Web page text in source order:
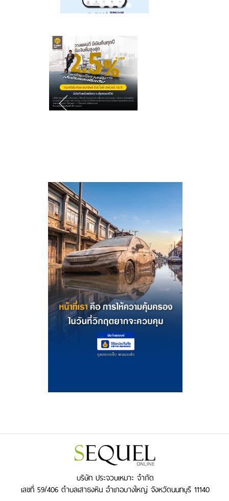
บริษัท ประจวบเหมาะ จำกัด
เลขที่ 59/406 ตำบลเสาธงหิน อำเภอบางใหญ่ จังหวัดนนทบุรี 11140